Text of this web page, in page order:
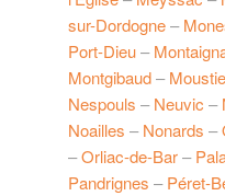
sur-Dordogne–
Port-Dieu–
Montgibaud–
Nespouls –Neuvic –
Noailles –Nonards –
–Orliac-de-Bar–
Pandrignes –Péret-